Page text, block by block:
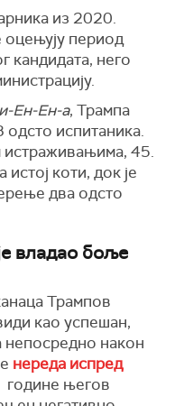
из 2020.
период
кандидата, него
Ен-Ен-а, Трампа
испитаника.
истраживањима, 45.
коти, док је
два одсто
владао боље
Трампов
као успешан,
непосредно након
нереда испред
године његов